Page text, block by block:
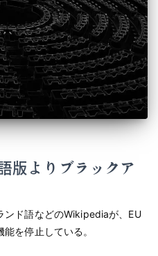
版よりブラックア
ンド語などのWikipediaが、EU
を停止している。